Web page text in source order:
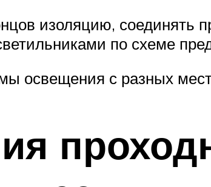
изоляцию, соединять
по схеме
освещения с разных